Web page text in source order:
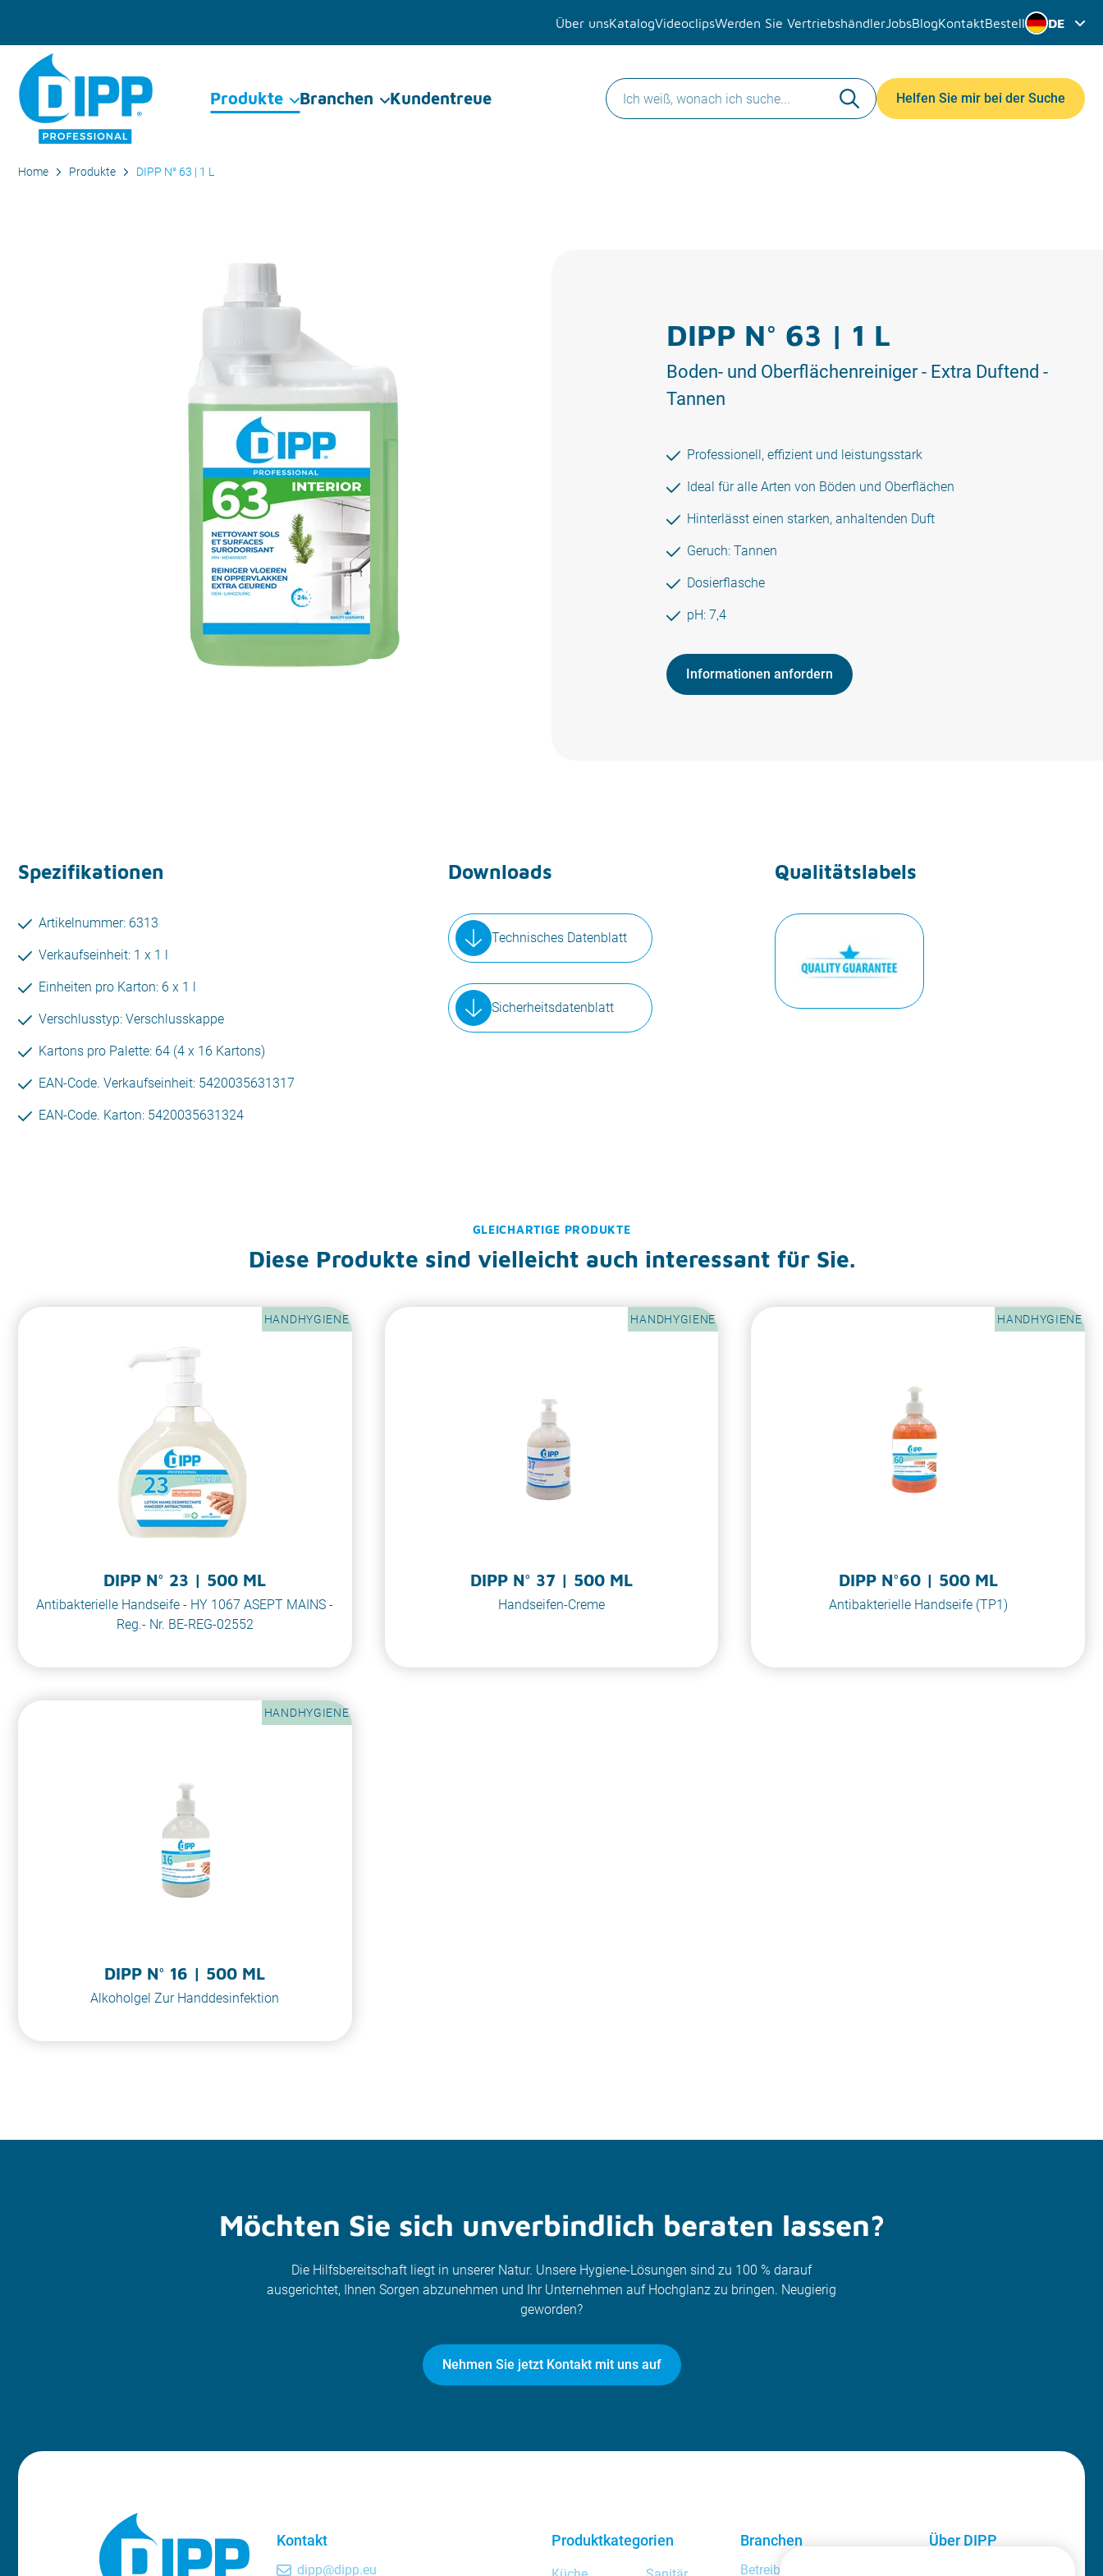
Über unsKatalogVideoclipsWerden Sie Vertriebshändler JobsBlogKontaktBestell DE
Produkte Branchen Kundentreue Helfen Sie mir bei der Suche
Home Produkte DIPP N° 63 | 1 L
DIPP N° 63 | 1 L
Boden- und Oberflächenreiniger - Extra Duftend -
Tannen
Professionell, effizient und leistungsstark
Ideal für alle Arten von Böden und Oberflächen
Hinterlässt einen starken, anhaltenden Duft
Geruch: Tannen
Dosierflasche
pH: 7,4
Informationen anfordern
Spezifikationen
Artikelnummer: 6313
Verkaufseinheit: 1 x 1 l
Einheiten pro Karton: 6 x 1 l
Verschlusstyp: Verschlusskappe
Kartons pro Palette: 64 (4 x 16 Kartons)
EAN-Code. Verkaufseinheit: 5420035631317
EAN-Code. Karton: 5420035631324
Downloads
Technisches Datenblatt
Sicherheitsdatenblatt
Qualitätslabels
GLEICHARTIGE PRODUKTE
Diese Produkte sind vielleicht auch interessant für Sie.
HANDHYGIENE
DIPP N° 23 | 500 ML
Antibakterielle Handseife - HY 1067 ASEPT MAINS -
Reg.- Nr. BE-REG-02552
HANDHYGIENE
DIPP N° 37 | 500 ML
Handseifen-Creme
HANDHYGIENE
DIPP N°60 | 500 ML
Antibakterielle Handseife (TP1)
HANDHYGIENE
DIPP N° 16 | 500 ML
Alkoholgel Zur Handdesinfektion
Möchten Sie sich unverbindlich beraten lassen?
Die Hilfsbereitschaft liegt in unserer Natur. Unsere Hygiene-Lösungen sind zu 100 % darauf
ausgerichtet, Ihnen Sorgen abzunehmen und Ihr Unternehmen auf Hochglanz zu bringen. Neugierig
geworden?
Nehmen Sie jetzt Kontakt mit uns auf
Kontakt
dipp@dipp.eu
Produktkategorien Branchen
Betreiber von
Über DIPP